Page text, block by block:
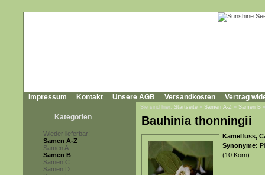
Impressum Kontakt Unsere AGB Versandkosten Vertrag
Kategorien
Wieder lieferbar!
Samen A-Z
Samen A
Samen B
Samen C
Samen D
Sie sind hier: Startseite » Samen A-Z » Samen B
Bauhinia thonningii
Kamelfuss,
Synonyme:
(10 Korn)